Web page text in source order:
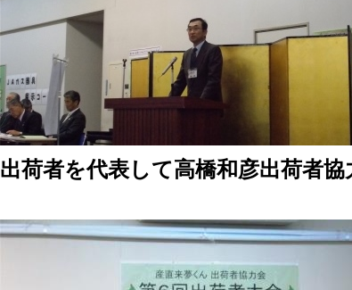
出荷者を代表して高橋和彦出荷者協